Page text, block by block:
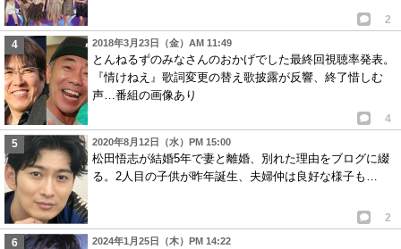
2
2018年3月23日（金）AM 11:49
とんねるずのみなさんのおかげでした最終回視聴率発表。
『情けねえ』歌詞変更の替え歌披露が反響、終了惜しむ
声…番組の画像あり
4
2020年8月12日（水）PM 15:00
松田悟志が結婚5年で妻と離婚、別れた理由をブログに綴
る。2人目の子供が昨年誕生、夫婦仲は良好な様子も…
2
2024年1月25日（木）PM 14:22